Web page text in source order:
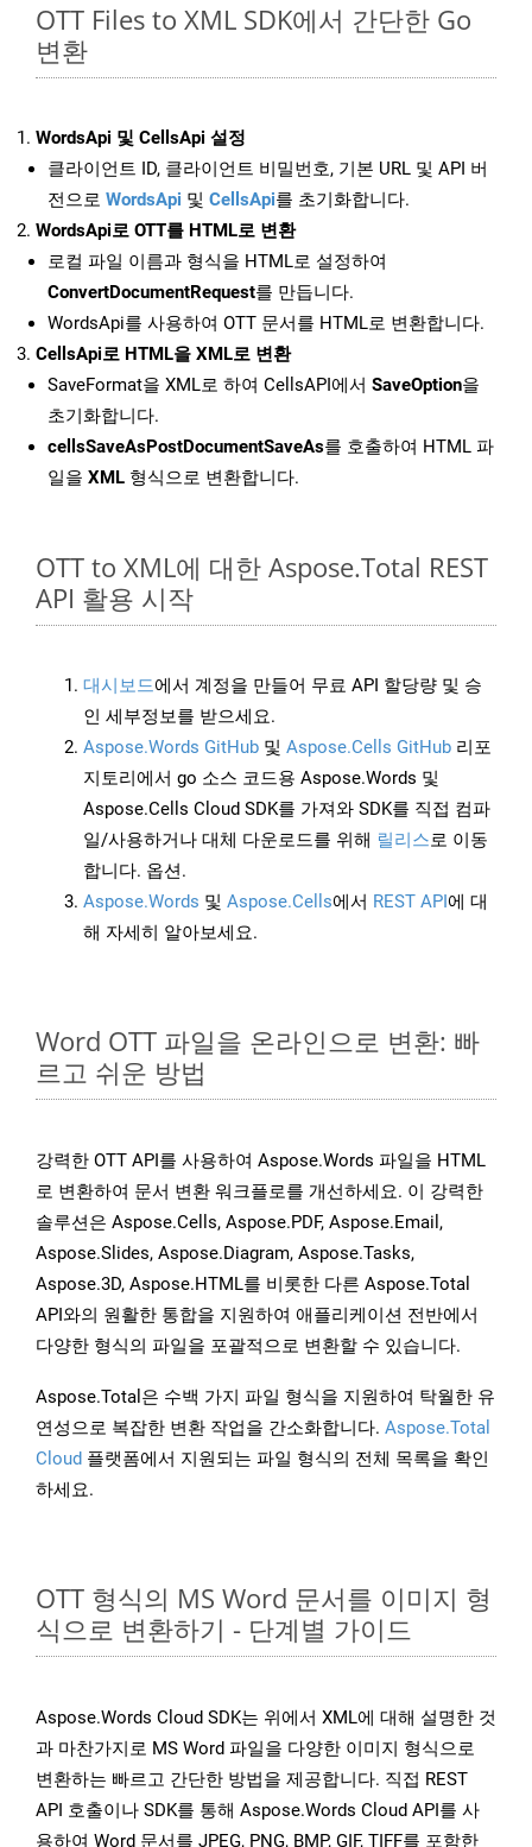
OTT Files to XML SDK에서 간단한 Go
변환
WordsApi 및 CellsApi 설정
클라이언트 ID, 클라이언트 비밀번호, 기본 URL 및 API 버
전으로 WordsApi 및 CellsApi를 초기화합니다.
WordsApi로 OTT를 HTML로 변환
로컬 파일 이름과 형식을 HTML로 설정하여
ConvertDocumentRequest를 만듭니다.
WordsApi를 사용하여 OTT 문서를 HTML로 변환합니다.
CellsApi로 HTML을 XML로 변환
SaveFormat을 XML로 하여 CellsAPI에서 SaveOption을
초기화합니다.
cellsSaveAsPostDocumentSaveAs를 호출하여 HTML 파
일을 XML 형식으로 변환합니다.
OTT to XML에 대한 Aspose.Total REST
API 활용 시작
대시보드에서 계정을 만들어 무료 API 할당량 및 승
인 세부정보를 받으세요.
Aspose.Words GitHub 및 Aspose.Cells GitHub 리포
지토리에서 go 소스 코드용 Aspose.Words 및
Aspose.Cells Cloud SDK를 가져와 SDK를 직접 컴파
일/사용하거나 대체 다운로드를 위해 릴리스로 이동
합니다. 옵션.
Aspose.Words 및 Aspose.Cells에서 REST API에 대
해 자세히 알아보세요.
Word OTT 파일을 온라인으로 변환: 빠
르고 쉬운 방법
강력한 OTT API를 사용하여 Aspose.Words 파일을 HTML
로 변환하여 문서 변환 워크플로를 개선하세요. 이 강력한
솔루션은 Aspose.Cells, Aspose.PDF, Aspose.Email,
Aspose.Slides, Aspose.Diagram, Aspose.Tasks,
Aspose.3D, Aspose.HTML를 비롯한 다른 Aspose.Total
API와의 원활한 통합을 지원하여 애플리케이션 전반에서
다양한 형식의 파일을 포괄적으로 변환할 수 있습니다.
Aspose.Total은 수백 가지 파일 형식을 지원하여 탁월한 유
연성으로 복잡한 변환 작업을 간소화합니다. Aspose.Total
Cloud 플랫폼에서 지원되는 파일 형식의 전체 목록을 확인
하세요.
OTT 형식의 MS Word 문서를 이미지 형
식으로 변환하기 - 단계별 가이드
Aspose.Words Cloud SDK는 위에서 XML에 대해 설명한 것
과 마찬가지로 MS Word 파일을 다양한 이미지 형식으로
변환하는 빠르고 간단한 방법을 제공합니다. 직접 REST
API 호출이나 SDK를 통해 Aspose.Words Cloud API를 사
용하여 Word 문서를 JPEG, PNG, BMP, GIF, TIFF를 포함한